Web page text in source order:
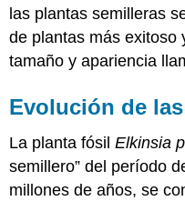
las plantas semilleras
de plantas más exitoso
tamaño y apariencia
Evolución de
La planta fósilElkinsia
semillero” del período
millones de años, se